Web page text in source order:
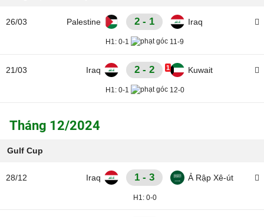
26/03 Palestine 2 - 1 Iraq
H1: 0-1 11-9
21/03 Iraq 2 - 2 Kuwait
1
H1:0-1 12-0
Tháng 12/2024
Gulf Cup
28/12 Iraq 1 - 3 Ả Rập Xê-út
H1:0-0